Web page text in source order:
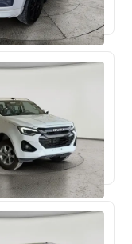
مستعملة 967 كم
جديدة